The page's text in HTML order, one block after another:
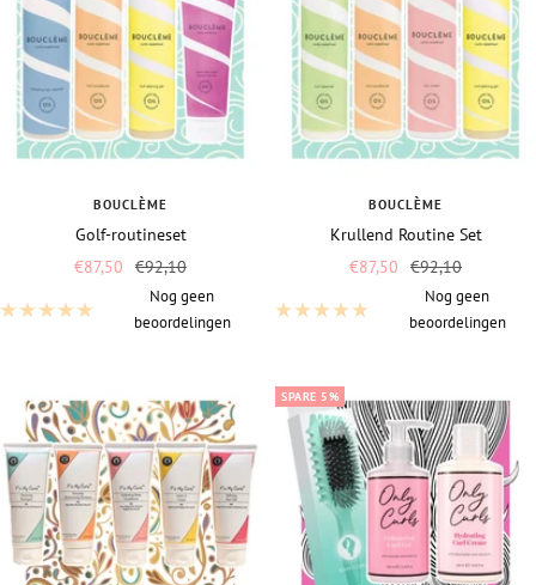
BOUCLÈME
Golf-routineset
Vraagprijs
€87,50
Normale
prijs
€92,10
Nog geen
beoordelingen
BOUCLÈME
Krullend Routine Set
Vraagprijs
€87,50
Normale
prijs
€92,10
Nog geen
beoordelingen
SPARE 5%